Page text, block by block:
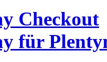
Checkout
für